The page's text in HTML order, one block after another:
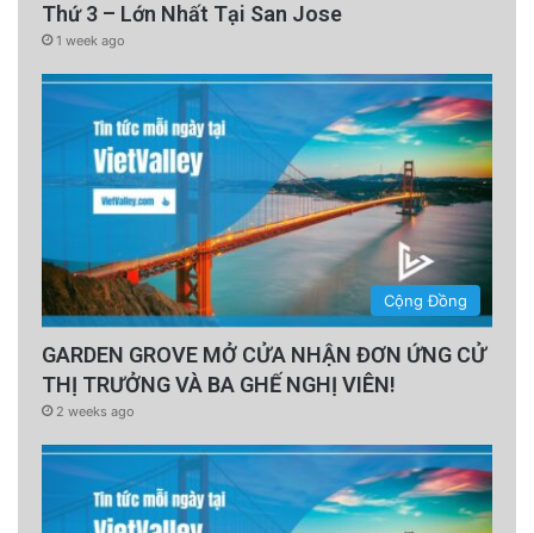
Thứ 3 – Lớn Nhất Tại San Jose
1 week ago
Cộng Đồng
GARDEN GROVE MỞ CỬA NHẬN ĐƠN ỨNG CỬ
THỊ TRƯỞNG VÀ BA GHẾ NGHỊ VIÊN!
2 weeks ago